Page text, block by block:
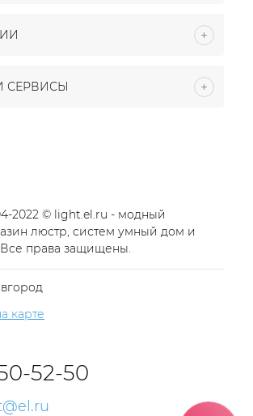
2022 © light.el.ru - модный
люстр, систем умный дом и
Все права защищены.
карте
52-50